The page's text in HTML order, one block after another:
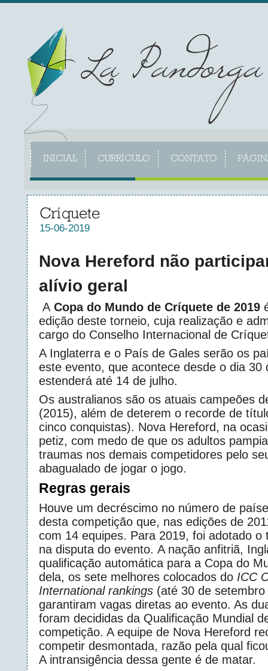
INICIAL CURRÍCULO CONTATO
Críquete
15-06-2019
Nova Hereford não
alívio geral
A Copa do Mundo de Críquete de 2019
edição deste torneio, cuja realização e
cargo do Conselho Internacional de
A Inglaterra e o País de Gales serão os
este evento, que acontece desde o dia 30
estenderá até 14 de julho.
Os australianos são os atuais campeões
(2015), além de deterem o recorde de
cinco conquistas). Nova Hereford, na
petiz, com medo de que os adultos
traumas nos demais competidores pelo
abagualado de jogar o jogo.
Regras gerais
Houve um decréscimo no número de
desta competição que, nas edições de
com 14 equipes. Para 2019, foi adotado o
na disputa do evento. A nação anfitriã,
qualificação automática para a Copa do
dela, os sete melhores colocados do ICC
International rankings(até 30 de setembro
garantiram vagas diretas ao evento. As
foram decididas da Qualificação Mundial
competição. A equipe de Nova Hereford
competir desmontada, razão pela qual
A intransigência dessa gente é de matar.